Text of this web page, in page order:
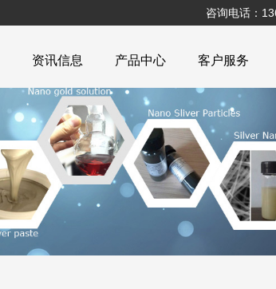
咨询电话：
资讯信息 产品中心 客户服务